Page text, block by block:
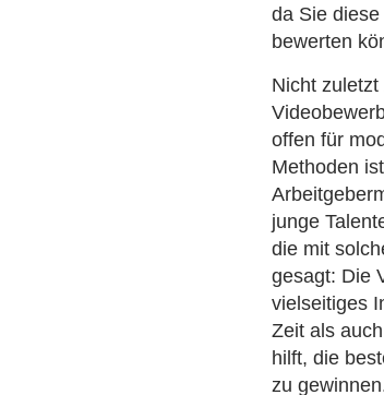
da Sie
bewerten
Nicht
offen für
Methoden
junge
die mit
gesagt: Die
vielseitiges
Zeit als
hilft, die
zu